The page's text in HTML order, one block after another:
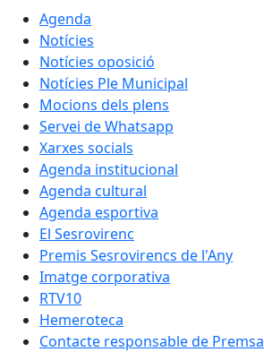
Agenda
Notícies
Notícies oposició
Notícies Ple Municipal
Mocions dels plens
Servei de Whatsapp
Xarxes socials
Agenda institucional
Agenda cultural
Agenda esportiva
El Sesrovirenc
Premis Sesrovirencs de l'Any
Imatge corporativa
RTV10
Hemeroteca
Contacte responsable de Premsa